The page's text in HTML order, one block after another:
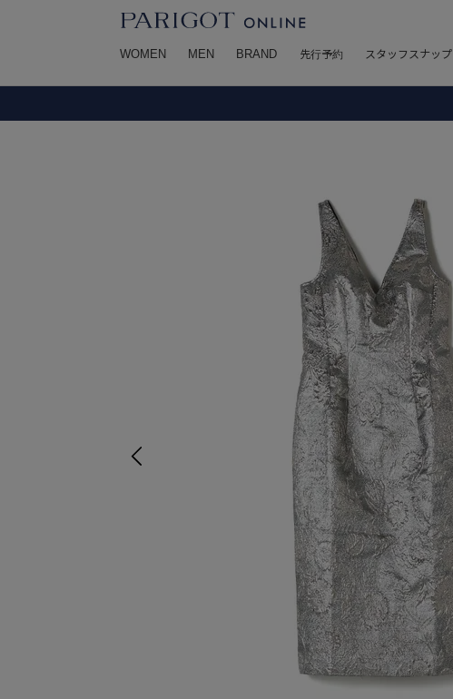
WOMEN MEN BRAND 先行予約 スタッフスナップ